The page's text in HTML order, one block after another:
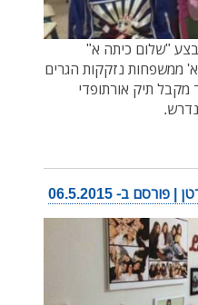
"שלום כיתה א"
א' ממשפחות נזקקות הגרים
ובמחיר זה כל ילד מקבל תיק אורתופדי
ב- 06.5.2015